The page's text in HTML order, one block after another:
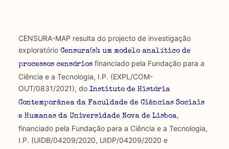
CENSURA-MAP resulta do projecto de investigação
exploratório Censura(s): um modelo analítico de
processos censóriosfinanciado pela Fundação para a
Ciência e a Tecnologia, I.P. (EXPL/COM-
OUT/0831/2021), do Instituto de História
Contemporânea da Faculdade de Ciências Sociais
e Humanas da Universidade Nova de Lisboa,
financiado pela Fundação para a Ciência e a Tecnologia,
I.P. (UIDB/04209/2020, UIDP/04209/2020 e